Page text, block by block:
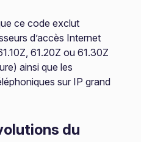
ce code exclut
d’accès Internet
61.20Z ou 61.30Z
ainsi que les
sur IP grand
du